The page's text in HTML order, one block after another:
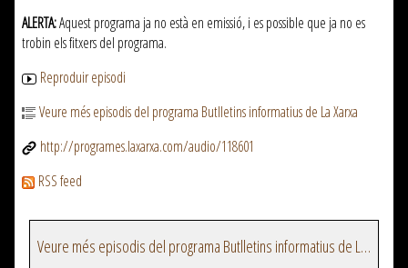
ALERTA:Aquest programa ja no està en emissió, i es possible que ja no es
trobin els fitxers del programa.
Reproduir episodi
Veure més episodis del programa Butlletins informatius de La Xarxa
http://programes.laxarxa.com/audio/118601
RSS feed
Veure més episodis del programa Butlletins informatius de La Xarxa